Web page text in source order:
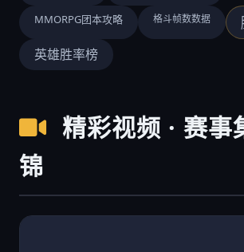
MMORPG团本攻略 格斗帧数数据
英雄胜率榜
精彩视频 · 赛事
锦